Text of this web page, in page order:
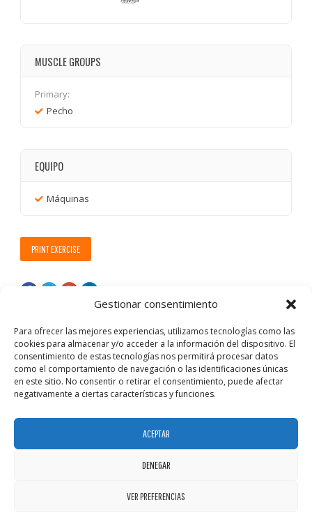
Gestionar consentimiento
Para ofrecer las mejores experiencias, utilizamos tecnologías como las
cookies para almacenar y/o acceder a la información del dispositivo. El
consentimiento de estas tecnologías nos permitirá procesar datos
como el comportamiento de navegación o las identificaciones únicas
en este sitio. No consentir o retirar el consentimiento, puede afectar
negativamente a ciertas características y funciones.
ACEPTAR
DENEGAR
VER PREFERENCIAS
MUSCLE GROUPS
Primary:
Pecho
EQUIPO
Máquinas
PRINT EXERCISE